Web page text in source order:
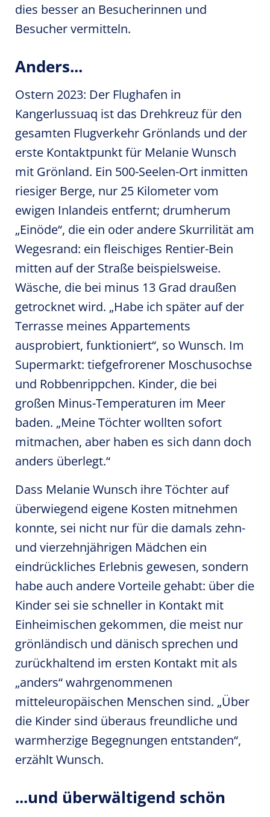
dies besser an Besucherinnen und
Besucher vermitteln.
Anders...
Ostern 2023: Der Flughafen in
Kangerlussuaq ist das Drehkreuz für den
gesamten Flugverkehr Grönlands und der
erste Kontaktpunkt für Melanie Wunsch
mit Grönland. Ein 500-Seelen-Ort inmitten
riesiger Berge, nur 25 Kilometer vom
ewigen Inlandeis entfernt; drumherum
„Einöde“, die ein oder andere Skurrilität am
Wegesrand: ein fleischiges Rentier-Bein
mitten auf der Straße beispielsweise.
Wäsche, die bei minus 13 Grad draußen
getrocknet wird. „Habe ich später auf der
Terrasse meines Appartements
ausprobiert, funktioniert“, so Wunsch. Im
Supermarkt: tiefgefrorener Moschusochse
und Robbenrippchen. Kinder, die bei
großen Minus-Temperaturen im Meer
baden. „Meine Töchter wollten sofort
mitmachen, aber haben es sich dann doch
anders überlegt.“
Dass Melanie Wunsch ihre Töchter auf
überwiegend eigene Kosten mitnehmen
konnte, sei nicht nur für die damals zehn-
und vierzehnjährigen Mädchen ein
eindrückliches Erlebnis gewesen, sondern
habe auch andere Vorteile gehabt: über die
Kinder sei sie schneller in Kontakt mit
Einheimischen gekommen, die meist nur
grönländisch und dänisch sprechen und
zurückhaltend im ersten Kontakt mit als
„anders“ wahrgenommenen
mitteleuropäischen Menschen sind. „Über
die Kinder sind überaus freundliche und
warmherzige Begegnungen entstanden“,
erzählt Wunsch.
...und überwältigend schön